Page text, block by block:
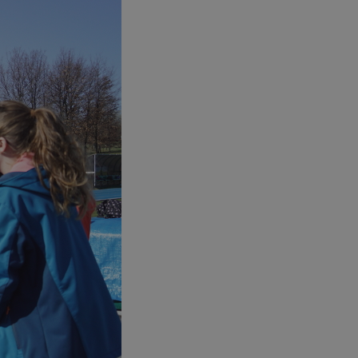
sesji.
Cookie-
dotyczących
to konieczne,
poprawnie.
o zgodzie
dotyczących
Rejestruje
i ustawień
w kolejnych
musi ponownie
wygodę i
powiązany z
Microsoft Clarity
do
o sesji
w celu śledzenia
multimedialnych